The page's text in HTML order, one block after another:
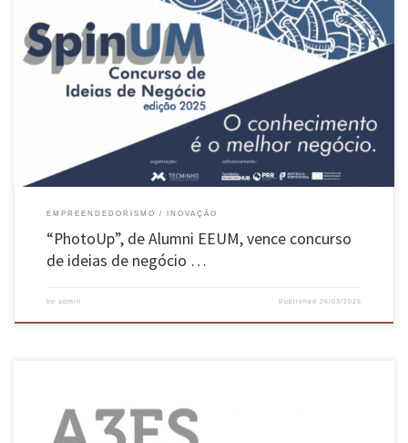
Iniciativa promovida pela TecMinho atribuiu prémios e serviços num total de 6370 euros
Um sistema que usa microalgas para converter biogás em biometano, proporcionando
energia limpa e sustentável, venceu o 1º prémio do SpinUM – Concurso de Ideias de Negócio
da Universidade do Minho. O projeto intitula-se “PhotoUp” e envolve […]
EMPREENDEDORISMO INOVAÇÃO
“PhotoUp”, de Alumni EEUM, vence concurso
de ideias de negócio …
by admin Published 26/03/2025